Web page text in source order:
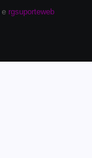
e rgsuporteweb